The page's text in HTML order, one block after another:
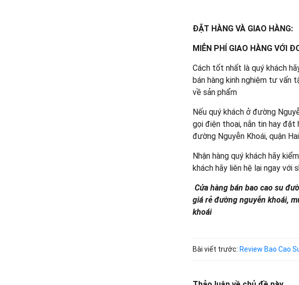
ĐẶT HÀNG VÀ GIAO HÀNG:
MIỄN PHÍ GIAO HÀNG VỚI
Cách tốt nhất là quý khách
bán hàng kinh nghiệm tư vấn
về sản phẩm
Nếu quý khách ở đường
gọi điện thoại, nắn tin hay đặt
đường Nguyễn Khoái, quận
Nhận hàng quý khách hãy
khách hãy liên hệ lại ngay
Cửa hàng bán bao cao su
giá rẻ đường nguyễn khoái,
khoái
Bài viết trước: Review Bao Cao